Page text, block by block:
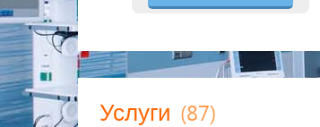
Услуги (87)